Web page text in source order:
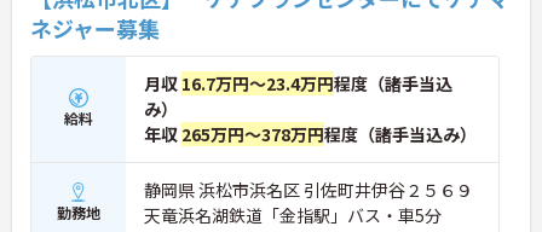
ネジャー募集
給料
月収 16.7万円～23.4万円程度（諸手当込
み）
年収 265万円～378万円程度（諸手当込み）
勤務地
静岡県 浜松市浜名区 引佐町井伊谷２５６９
天竜浜名湖鉄道「金指駅」バス・車5分